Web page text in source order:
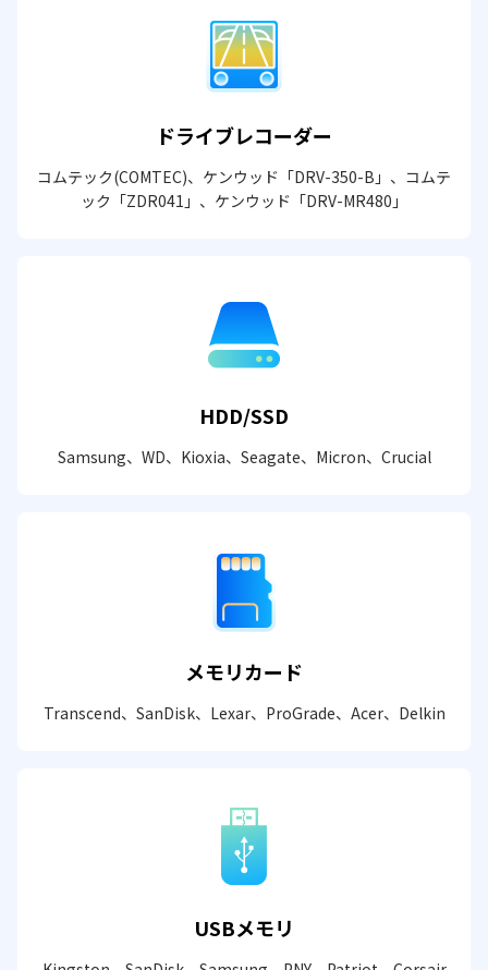
ドライブレコーダー
コムテック(COMTEC)、ケンウッド「DRV-350-B」、コムテ
ック「ZDR041」、ケンウッド「DRV-MR480」
HDD/SSD
Samsung、WD、Kioxia、Seagate、Micron、Crucial
メモリカード
Transcend、SanDisk、Lexar、ProGrade、Acer、Delkin
USBメモリ